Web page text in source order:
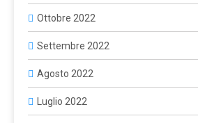
Ottobre 2022
Settembre 2022
Agosto 2022
Luglio 2022